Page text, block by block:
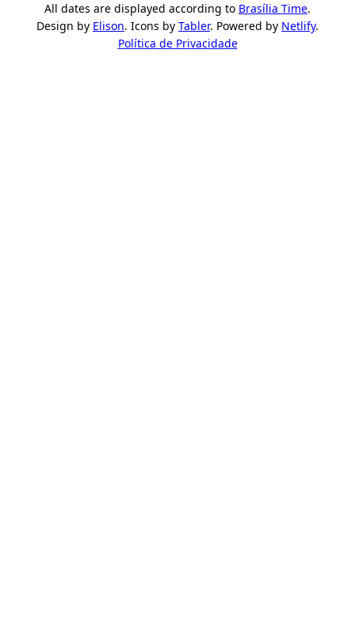
All dates are displayed according to Brasília Time.
Design by Elison. Icons by Tabler. Powered by Netlify.
Política de Privacidade